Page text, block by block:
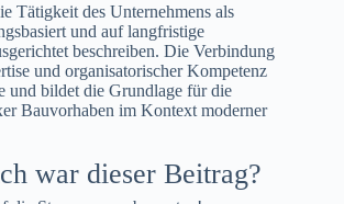
Tätigkeit des Unternehmens als
und auf langfristige
beschreiben. Die Verbindung
und organisatorischer Kompetenz
und bildet die Grundlage für die
Bauvorhaben im Kontext moderner
war dieser Beitrag?